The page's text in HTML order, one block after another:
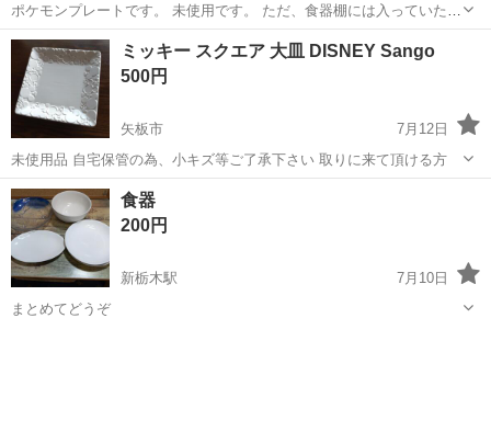
ポケモンプレートです。 未使用です。 ただ、食器棚には入っていたの
で 新古品とします。
栃木 小山市 小山駅 食器
ミッキー スクエア 大皿 DISNEY Sango
500円
矢板市
7月12日
未使用品 自宅保管の為、小キズ等ご了承下さい 取りに来て頂ける方
栃木 矢板市 食器
食器
200円
新栃木駅
7月10日
まとめてどうぞ